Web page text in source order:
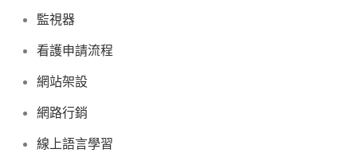
監視器
看護申請流程
網站架設
網路行銷
線上語言學習